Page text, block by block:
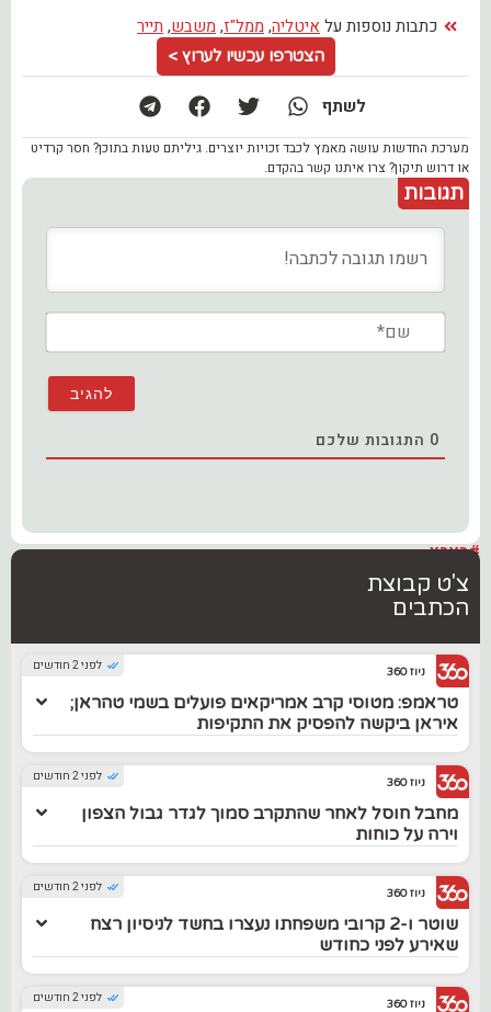
כתבות נוספות על איטליה, ממל"ז, משבש, תייר
הצטרפו עכשיו לערוץ >
לשתף
מערכת החדשות עושה מאמץ לכבד זכויות יוצרים. גיליתם טעות בתוכן? חסר קרדיט
או דרוש תיקון? צרו איתנו קשר בהקדם.
תגובות
0 התגובות שלכם
#בארץ
צ'ט קבוצת
הכתבים
לפני 2 חודשים ניוז 360
טראמפ: מטוסי קרב אמריקאים פועלים בשמי טהראן;
איראן ביקשה להפסיק את התקיפות
לפני 2 חודשים ניוז 360
מחבל חוסל לאחר שהתקרב סמוך לגדר גבול הצפון
וירה על כוחות
לפני 2 חודשים ניוז 360
שוטר ו-2 קרובי משפחתו נעצרו בחשד לניסיון רצח
שאירע לפני כחודש
לפני 2 חודשים ניוז 360